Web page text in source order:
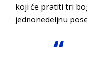
koji će pratiti tri
jednonedeljnu